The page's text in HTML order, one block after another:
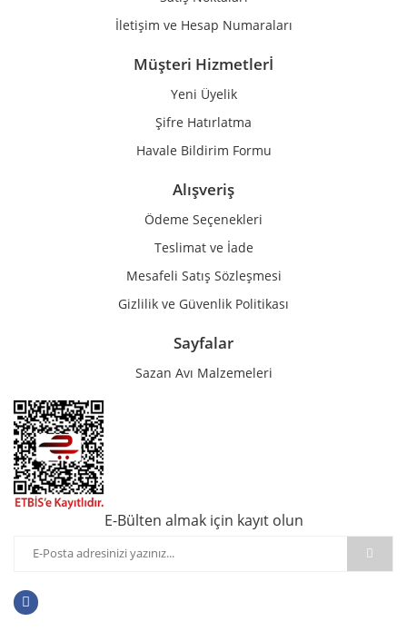
Gönder
İletişim ve Hesap Numaraları
Müşteri Hizmetlerİ
Yeni Üyelik
Şifre Hatırlatma
Havale Bildirim Formu
Alışveriş
Ödeme Seçenekleri
Teslimat ve İade
Mesafeli Satış Sözleşmesi
Gizlilik ve Güvenlik Politikası
Sayfalar
Sazan Avı Malzemeleri
E-Bülten almak için kayıt olun